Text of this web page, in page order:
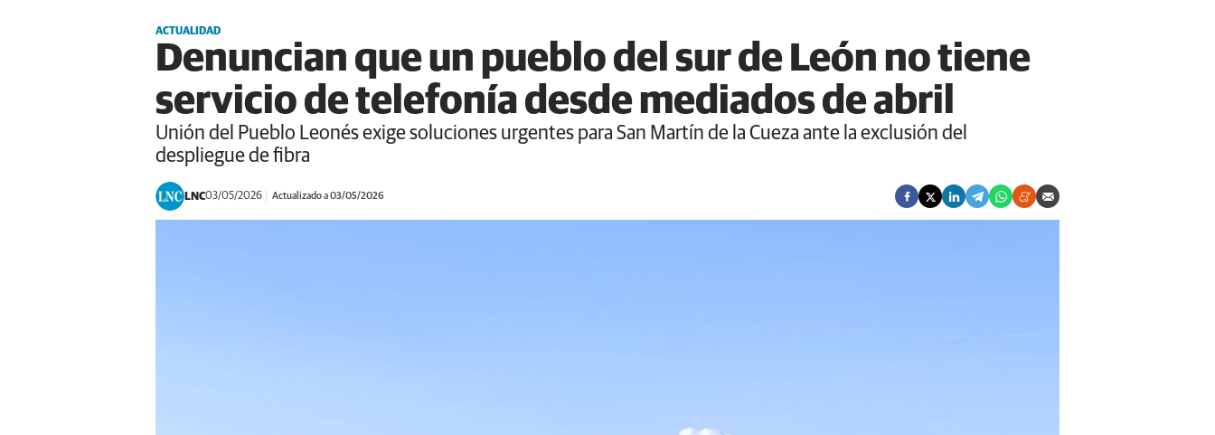
ACTUALIDAD
Denuncian que un pueblo del sur de León no tiene
servicio de telefonía desde mediados de abril
Unión del Pueblo Leonés exige soluciones urgentes para San Martín de la Cueza ante la exclusión del
despliegue de fibra
LNC03/05/2026 Actualizado a 03/05/2026